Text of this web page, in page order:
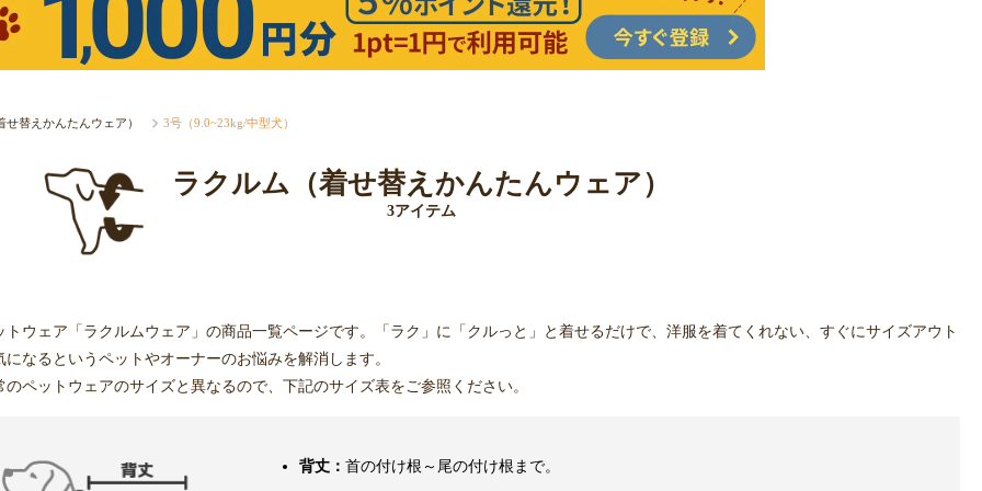
せ替えかんたんウェア） 3号（9.0~23kg/中型犬）
ラクルム（着せ替えかんたんウェア）
3アイテム
ウェア「ラクルムウェア」の商品一覧ページです。「ラク」に「クルっと」と着せるだけで、洋服を着てくれない、すぐにサイズアウト
なるというペットやオーナーのお悩みを解消します。
ペットウェアのサイズと異なるので、下記のサイズ表をご参照ください。
背丈： 首の付け根～尾の付け根まで。